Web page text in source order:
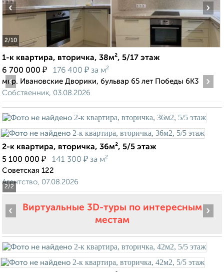
2/10
‹ ›
1-к квартира, вторичка, 38м², 5/17 этаж
6 700 000 ₽ 176 400 ₽ за м²
мкр. Ивановские Дворики, бульвар 65 лет Победы 6К3
Собственник, 03.08.2026
2/2
‹ ›
2-к квартира, вторичка, 36м², 5/5 этаж
5 100 000 ₽ 141 300 ₽ за м²
Советская 122
Агентство, 07.08.2026
Виртуальные 3D-туры по интересным
местам
‹ ›